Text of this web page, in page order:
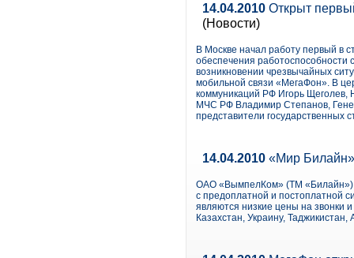
14.04.2010 Открыт
(Новости)
В Москве начал работу первый в
обеспечения работоспособности
возникновении чрезвычайных
мобильной связи «МегаФон». В
коммуникаций РФ Игорь Щеголев,
МЧС РФ Владимир Степанов,
представители государственных
14.04.2010 «Мир
ОАО «ВымпелКом» (ТМ «Билайн»)
с предоплатной и постоплатной
являются низкие цены на звонки
Казахстан, Украину,